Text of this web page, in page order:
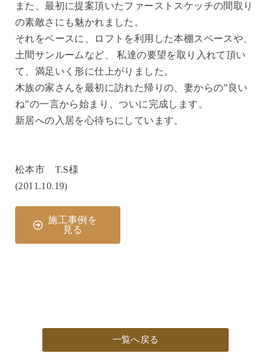
また、最初に提案頂いたファーストスケッチの間取り
の素敵さにも魅かれました。
それをベースに、ロフトを利用した本棚スペースや、
土間サンルームなど、 私達の要望を取り入れて頂い
て、満足いく形に仕上がりました。
木族の家さんを最初に訪れた帰りの、妻からの”良い
ね”の一言から始まり、ついに完成します。
新居への入居を心待ちにしています。
松本市 T.S様
(2011.10.19)
施工事例を
見る
一覧へ戻る